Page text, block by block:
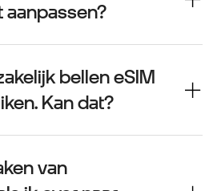
bellen eSIM
Kan dat?
van